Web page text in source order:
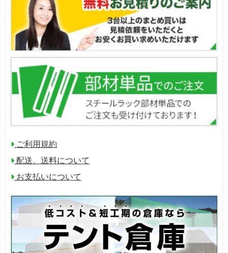
ご利用規約
配送、送料について
お支払いについて